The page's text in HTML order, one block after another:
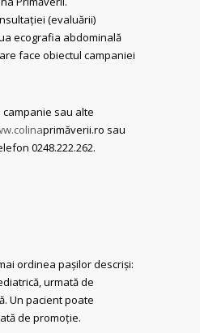
(evaluării)
ecografia abdominală
face obiectul campaniei
sau alte
primăverii.ro sau
0248.222.262.
ordinea pașilor descriși:
urmată de
Un pacient poate
de promoție.